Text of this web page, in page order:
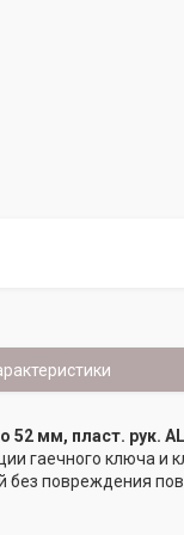
мм, пласт. рук.
гаечного ключа и
повреждения